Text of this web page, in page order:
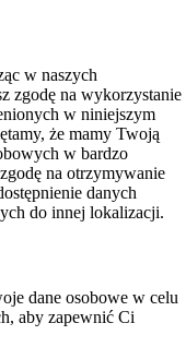
w naszych
zgodę na wykorzystanie
w niniejszym
że mamy Twoją
w bardzo
na otrzymywanie
danych
do innej lokalizacji.
dane osobowe w celu
aby zapewnić Ci